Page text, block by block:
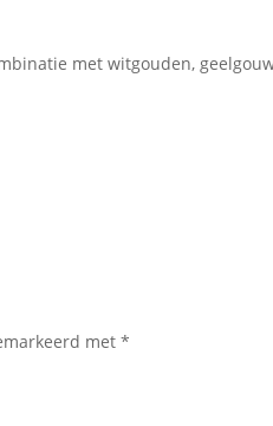
met witgouden,
met*